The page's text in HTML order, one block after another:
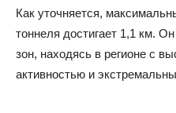
Как уточняется,
тоннеля достигает 1,1 км.
зон, находясь в регионе с
активностью и